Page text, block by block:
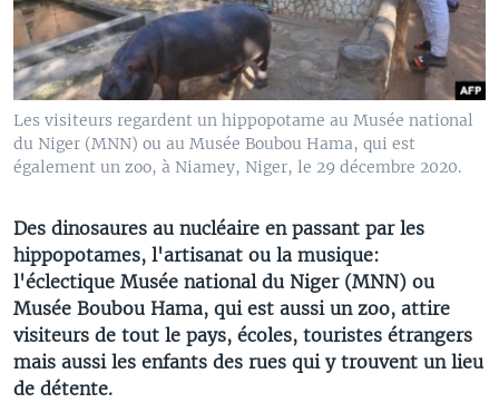
Les visiteurs regardent un hippopotame au Musée national
du Niger (MNN) ou au Musée Boubou Hama, qui est
également un zoo, à Niamey, Niger, le 29 décembre 2020.
Des dinosaures au nucléaire en passant par les
hippopotames, l'artisanat ou la musique:
l'éclectique Musée national du Niger (MNN) ou
Musée Boubou Hama, qui est aussi un zoo, attire
visiteurs de tout le pays, écoles, touristes étrangers
mais aussi les enfants des rues qui y trouvent un lieu
de détente.